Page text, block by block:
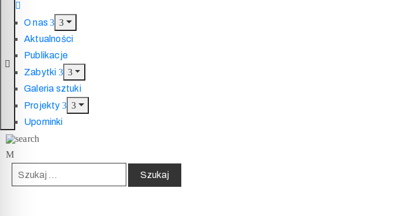
O nas
Aktualności
Publikacje
Zabytki
Galeria sztuki
Projekty
Upominki